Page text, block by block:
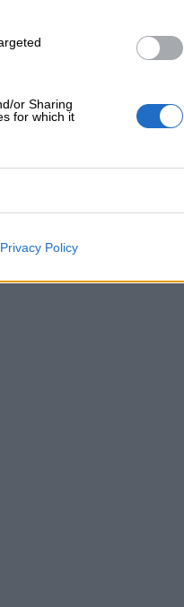
or Sharing
for which it
Privacy Policy
volta raffreddati,
caso bisogna
potete
dalla sua bambina.
Il meccanismo è